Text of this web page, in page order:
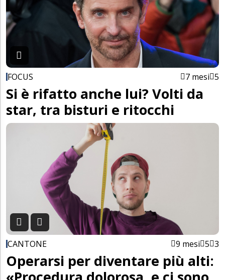
FOCUS 7 mesi 5
Si è rifatto anche lui? Volti da
star, tra bisturi e ritocchi
CANTONE 9 mesi 5 3
Operarsi per diventare più alti: